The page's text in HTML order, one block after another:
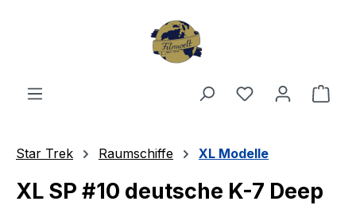
Du hast 0
Star Trek Raumschiffe XL Modelle
XL SP #10 deutsche K-7 Deep